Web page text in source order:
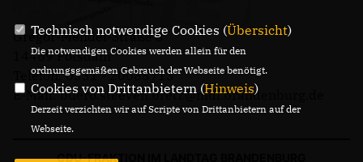
Gregor-Mendel-Straße 3
14469 Potsdam
Telefon: 0331 - 20085713
E-Mail: buero.steeven.bretz@mdl.brandenburg.de
CDU-FRAKTION IM LANDTAG BRANDENBURG
Technisch notwendige Cookies (Übersicht)
Die notwendigen Cookies werden allein für den
ordnungsgemäßen Gebrauch der Webseite benötigt.
Cookies von Drittanbietern (Hinweis)
Derzeit verzichten wir auf Scripte von Drittanbietern auf der
Webseite.